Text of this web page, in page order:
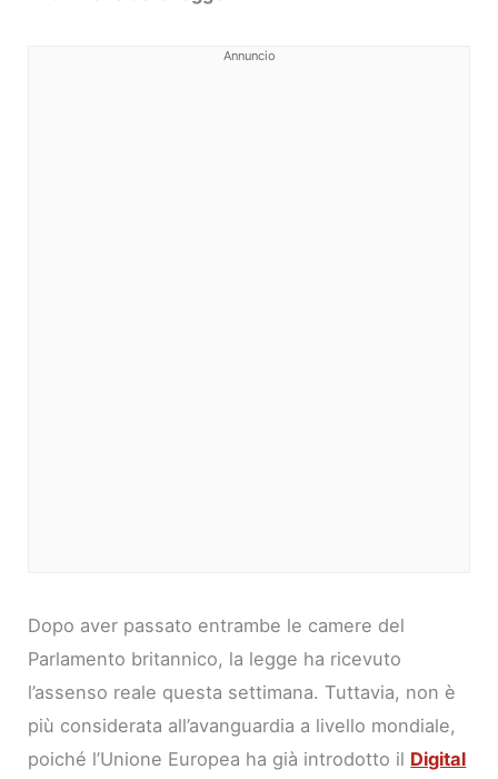
Annuncio
Dopo aver passato entrambe le camere del
Parlamento britannico, la legge ha ricevuto
l’assenso reale questa settimana. Tuttavia, non è
più considerata all’avanguardia a livello mondiale,
poiché l’Unione Europea ha già introdotto il Digital